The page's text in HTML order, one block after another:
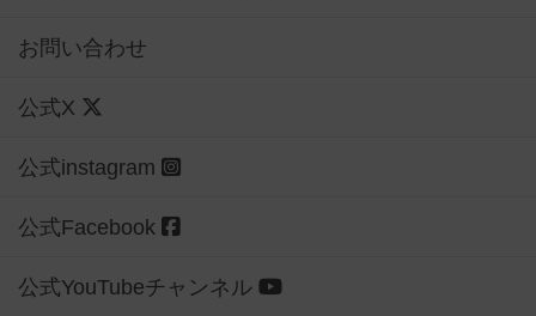
お問い合わせ
公式X
公式instagram
公式Facebook
公式YouTubeチャンネル